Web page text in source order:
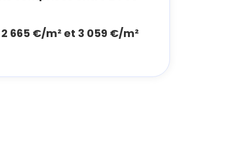
665 €/m² et 3 059 €/m²